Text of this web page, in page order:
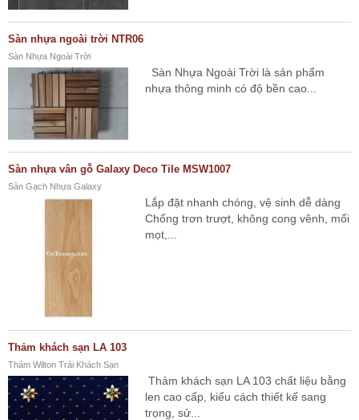
Sàn nhựa ngoài trời NTR06
Sàn Nhựa Ngoài Trời
Sàn Nhựa Ngoài Trời là sản phẩm
nhựa thông minh có độ bền cao...
Sàn nhựa vân gỗ Galaxy Deco Tile MSW1007
Sàn Gạch Nhựa Galaxy
Lắp đặt nhanh chóng, vệ sinh dễ dàng
Chống trơn trượt, không cong vênh, mối
mọt,...
Thảm khách sạn LA 103
Thảm Wilton Trải Khách Sạn
Thảm khách sạn LA 103 chất liệu bằng
len cao cấp, kiểu cách thiết kế sang
trọng, sử...